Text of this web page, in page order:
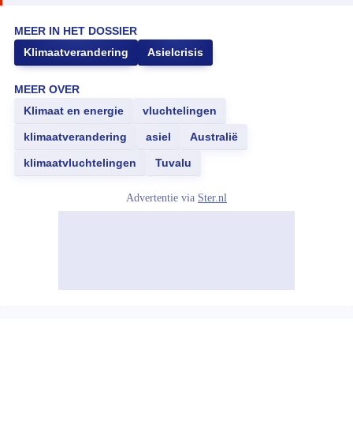
MEER IN HET DOSSIER
Klimaatverandering
Asielcrisis
MEER OVER
Klimaat en energie
vluchtelingen
klimaatverandering asiel Australië
klimaatvluchtelingen Tuvalu
Advertentie via Ster.nl